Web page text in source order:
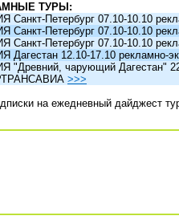
ТУРЫ:
Санкт-Петербург 07.10-10.10
Санкт-Петербург 07.10-10.10
Санкт-Петербург 07.10-10.10
Дагестан 12.10-17.10 рекламно-
"Древний, чарующий Дагестан"
>>>
на ежедневный дайджест